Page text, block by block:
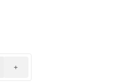
+